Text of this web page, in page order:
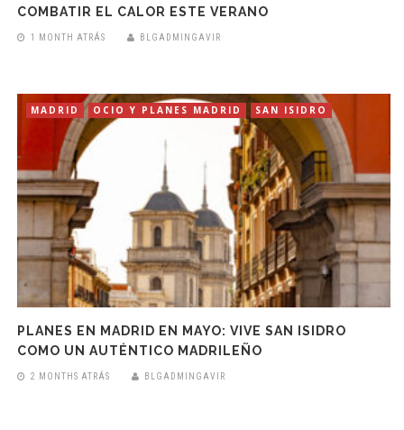
COMBATIR EL CALOR ESTE VERANO
1 MONTH ATRÁS BLGADMINGAVIR
MADRID OCIO Y PLANES MADRID SAN ISIDRO
PLANES EN MADRID EN MAYO: VIVE SAN ISIDRO
COMO UN AUTÉNTICO MADRILEÑO
2 MONTHS ATRÁS BLGADMINGAVIR